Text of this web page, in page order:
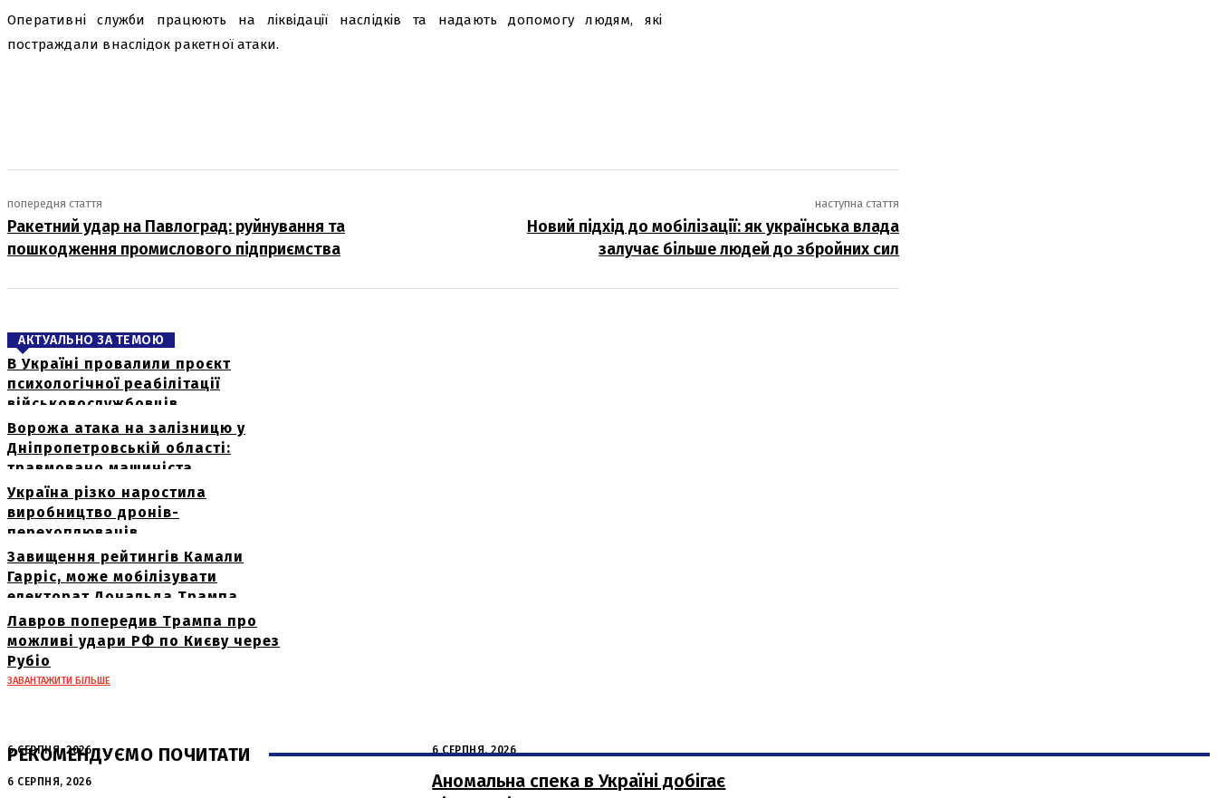
Оперативні служби працюють на ліквідації наслідків та надають допомогу людям, які
постраждали внаслідок ракетної атаки.
попередня стаття
Ракетний удар на Павлоград: руйнування та
пошкодження промислового підприємства
наступна стаття
Новий підхід до мобілізації: як українська влада
залучає більше людей до збройних сил
АКТУАЛЬНО ЗА ТЕМОЮ
В Україні провалили проєкт
психологічної реабілітації
військовослужбовців
Ворожа атака на залізницю у
Дніпропетровській області:
травмовано машиніста
Україна різко наростила
виробництво дронів-
перехоплювачів
Завищення рейтингів Камали
Гарріс, може мобілізувати
електорат Дональда Трампа
Лавров попередив Трампа про
можливі удари РФ по Києву через
Рубіо
ЗАВАНТАЖИТИ БІЛЬШЕ
РЕКОМЕНДУЄМО ПОЧИТАТИ
6 СЕРПНЯ, 2026
Нічна атака в Сумах: руйнування та
6 СЕРПНЯ, 2026
Аномальна спека в Україні добігає
6 СЕРПНЯ, 2026